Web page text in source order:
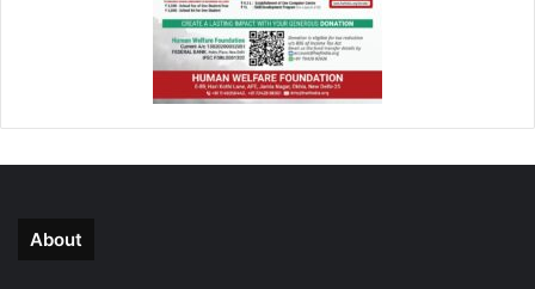
About